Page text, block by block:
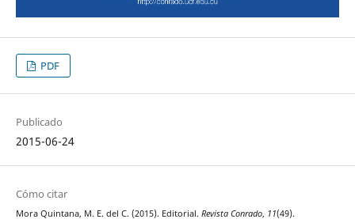
PDF
Publicado
2015-06-24
Cómo citar
Mora Quintana, M. E. del C. (2015). Editorial. Revista Conrado, 11(49).